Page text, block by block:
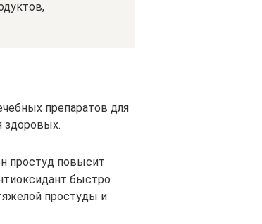
препаратов для
здоровых.
простуд повысит
быстро
простуды и